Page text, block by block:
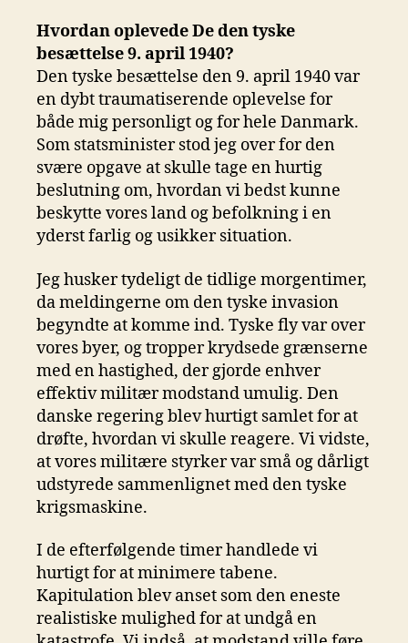
Hvordan oplevede De den tyske
besættelse 9. april 1940?
Den tyske besættelse den 9. april 1940 var
en dybt traumatiserende oplevelse for
både mig personligt og for hele Danmark.
Som statsminister stod jeg over for den
svære opgave at skulle tage en hurtig
beslutning om, hvordan vi bedst kunne
beskytte vores land og befolkning i en
yderst farlig og usikker situation.
Jeg husker tydeligt de tidlige morgentimer,
da meldingerne om den tyske invasion
begyndte at komme ind. Tyske fly var over
vores byer, og tropper krydsede grænserne
med en hastighed, der gjorde enhver
effektiv militær modstand umulig. Den
danske regering blev hurtigt samlet for at
drøfte, hvordan vi skulle reagere. Vi vidste,
at vores militære styrker var små og dårligt
udstyrede sammenlignet med den tyske
krigsmaskine.
I de efterfølgende timer handlede vi
hurtigt for at minimere tabene.
Kapitulation blev anset som den eneste
realistiske mulighed for at undgå en